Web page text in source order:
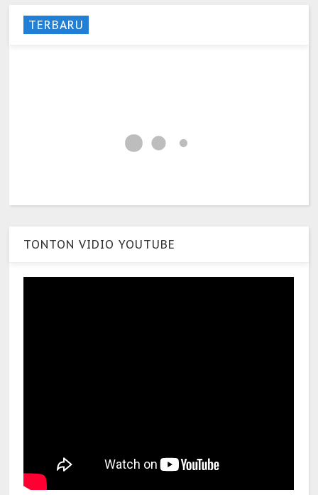
TERBARU
TONTON VIDIO YOUTUBE